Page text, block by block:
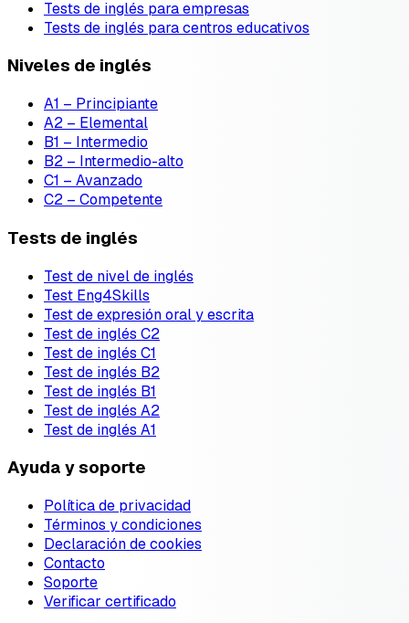
Tests de inglés para empresas
Tests de inglés para centros educativos
Niveles de inglés
A1 – Principiante
A2 – Elemental
B1 – Intermedio
B2 – Intermedio-alto
C1 – Avanzado
C2 – Competente
Tests de inglés
Test de nivel de inglés
Test Eng4Skills
Test de expresión oral y escrita
Test de inglés C2
Test de inglés C1
Test de inglés B2
Test de inglés B1
Test de inglés A2
Test de inglés A1
Ayuda y soporte
Política de privacidad
Términos y condiciones
Declaración de cookies
Contacto
Soporte
Verificar certificado